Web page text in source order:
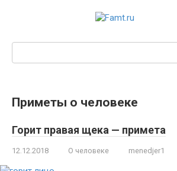
Приметы о человеке
Горит правая щека — примета
12.12.2018 О человеке menedjer1